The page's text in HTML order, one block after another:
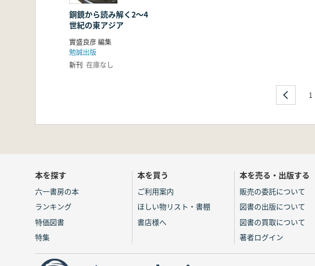
銅鏡から読み解く2〜4
世紀の東アジア
實盛良彦 編集
勉誠出版
新刊 在庫なし
1
本を探す
六一書房の本
ランキング
特価図書
特集
本を買う
ご利用案内
ほしい物リスト・書棚
書店様へ
本を売る・出版する
販売の委託について
図書の出版について
図書の買取について
著者ログイン